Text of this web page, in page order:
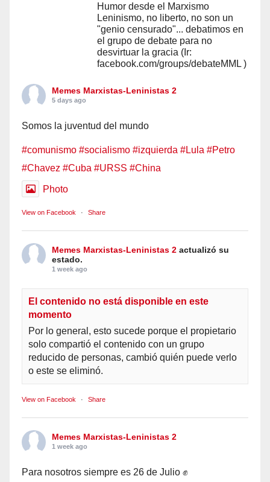
Humor desde el Marxismo
Leninismo, no liberto, no son un
"genio censurado"... debatimos en
el grupo de debate para no
desvirtuar la gracia (Ir:
facebook.com/groups/debateMML )
Memes Marxistas-Leninistas 2
5 days ago
Somos la juventud del mundo
#comunismo #socialismo #izquierda #Lula #Petro
#Chavez #Cuba #URSS #China
Photo
View on Facebook · Share
Memes Marxistas-Leninistas 2 actualizó su
estado.
1 week ago
El contenido no está disponible en este
momento
Por lo general, esto sucede porque el propietario
solo compartió el contenido con un grupo
reducido de personas, cambió quién puede verlo
o este se eliminó.
View on Facebook · Share
Memes Marxistas-Leninistas 2
1 week ago
Para nosotros siempre es 26 de Julio ✊